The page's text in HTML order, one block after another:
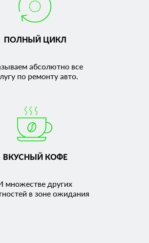
ПОЛНЫЙ ЦИКЛ
абсолютно все
по ремонту авто.
ВКУСНЫЙ КОФЕ
множестве других
в зоне ожидания